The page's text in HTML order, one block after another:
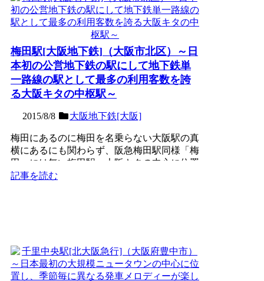
梅田駅[大阪地下鉄]（大阪市北区）～日
本初の公営地下鉄の駅にして地下鉄単
一路線の駅として最多の利用客数を誇
る大阪キタの中枢駅～
2015/8/8 大阪地下鉄[大阪]
梅田にあるのに梅田を名乗らない大阪駅の真
横にあるにも関わらず、阪急梅田駅同様「梅
田」には無い梅田駅。大阪キタの中心に位置
し、日本初の公営地下...
記事を読む